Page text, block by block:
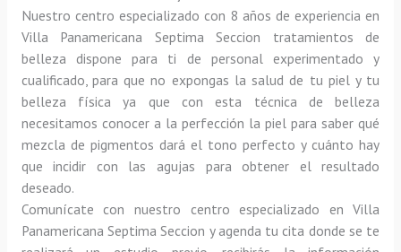
Nuestro centro especializado con 8 años de experiencia en
Villa Panamericana Septima Seccion tratamientos de
belleza dispone para ti de personal experimentado y
cualificado, para que no expongas la salud de tu piel y tu
belleza física ya que con esta técnica de belleza
necesitamos conocer a la perfección la piel para saber qué
mezcla de pigmentos dará el tono perfecto y cuánto hay
que incidir con las agujas para obtener el resultado
deseado.
Comunícate con nuestro centro especializado en Villa
Panamericana Septima Seccion y agenda tu cita donde se te